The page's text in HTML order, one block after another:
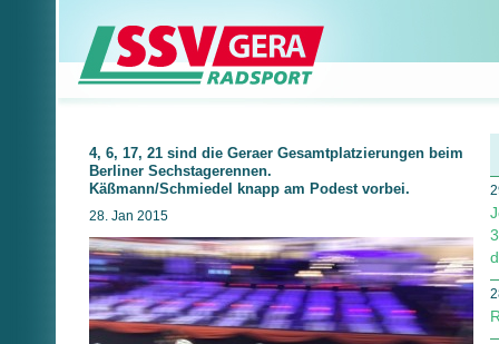
4, 6, 17, 21 sind die Geraer Gesamtplatzierungen beim
Berliner Sechstagerennen.
Käßmann/Schmiedel knapp am Podest vorbei.
28. Jan 2015